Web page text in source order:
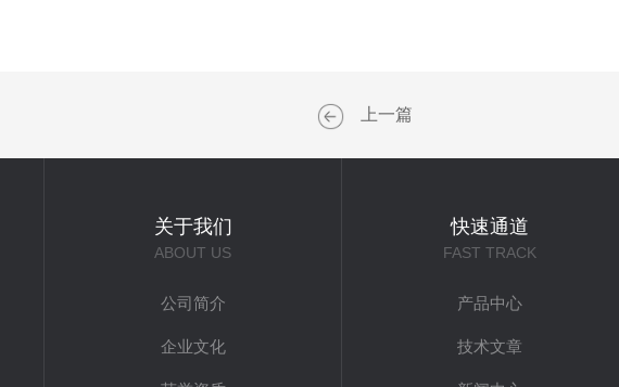
上一篇
关于我们
ABOUT US
公司简介
企业文化
快速通道
FAST TRACK
产品中心
技术文章